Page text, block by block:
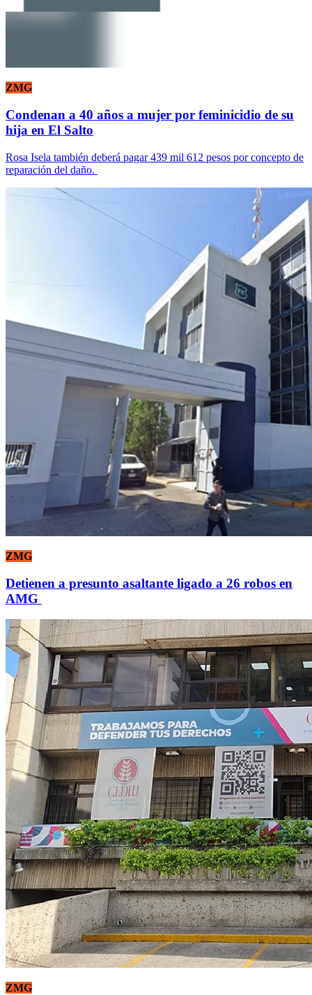
ZMG
Condenan a 40 años a mujer por feminicidio de su
hija en El Salto
Rosa Isela también deberá pagar 439 mil 612 pesos por concepto de
reparación del daño.
ZMG
Detienen a presunto asaltante ligado a 26 robos en
AMG
ZMG